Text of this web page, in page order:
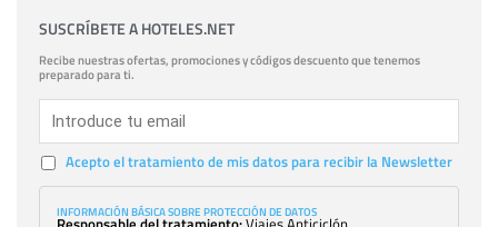
SUSCRÍBETE A HOTELES.NET
Recibe nuestras ofertas, promociones y códigos descuento que tenemos
preparado para ti.
Acepto el tratamiento de mis datos para recibir la Newsletter
INFORMACIÓN BÁSICA SOBRE PROTECCIÓN DE DATOS